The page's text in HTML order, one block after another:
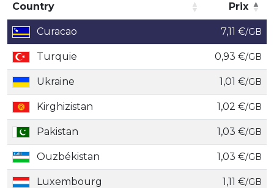
Country
Prix
Country
Prix
Curacao 7,11 €/GB
Turquie 0,93 €/GB
Ukraine 1,01 €/GB
Kirghizistan 1,02 €/GB
Pakistan 1,03 €/GB
Ouzbékistan 1,03 €/GB
Luxembourg 1,11 €/GB